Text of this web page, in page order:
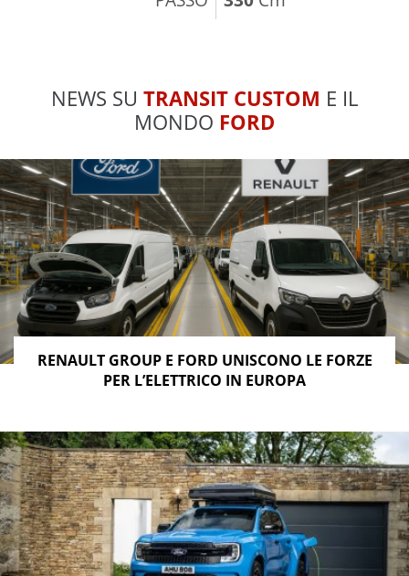
NEWS SU TRANSIT CUSTOM E IL
MONDO FORD
RENAULT GROUP E FORD UNISCONO LE FORZE
PER L’ELETTRICO IN EUROPA